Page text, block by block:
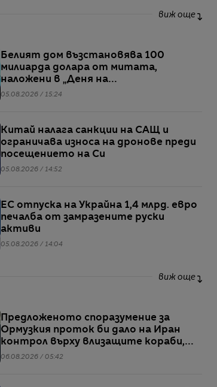
виж още
Белият дом възстановява 100
милиарда долара от митата,
наложени в „Деня на
освобождението“
05.08.2026 / 15:24
Китай налага санкции на САЩ и
ограничава износа на дронове преди
посещението на Си
05.08.2026 / 14:52
ЕС отпуска на Украйна 1,4 млрд. евро
печалба от замразените руски
активи
05.08.2026 / 14:04
виж още
Предложеното споразумение за
Ормузкия проток би дало на Иран
контрол върху влизащите кораби,
твърдят източници
06.08.2026 / 05:42